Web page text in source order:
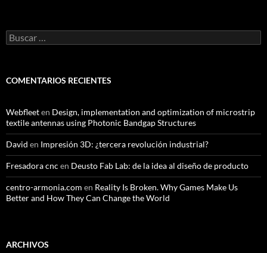
Buscar:
COMENTARIOS RECIENTES
Webfleeten Design, implementation and optimization of microstrip
textile antennas using Photonic Bandgap Structures
David en Impresión 3D: ¿tercera revolución industrial?
Fresadora cnc en Deusto Fab Lab: de la idea al diseño de producto
centro-armonia.com en Reality Is Broken. Why Games Make Us
Better and How They Can Change the World
ARCHIVOS